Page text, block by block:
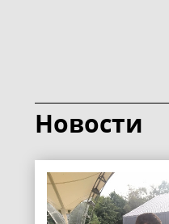
Новости